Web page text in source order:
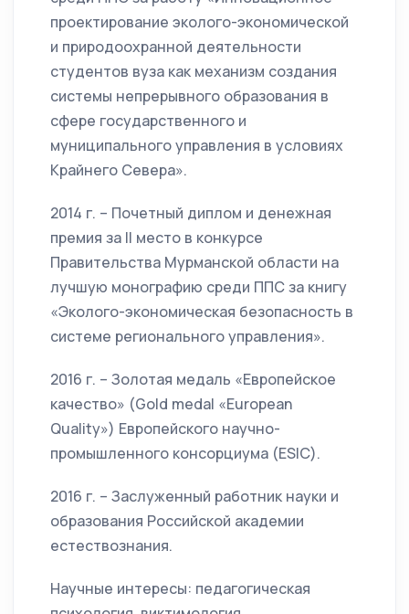
проектирование эколого-экономической
и природоохранной деятельности
студентов вуза как механизм создания
системы непрерывного образования в
сфере государственного и
муниципального управления в условиях
Крайнего Севера».
2014 г. – Почетный диплом и денежная
премия за II место в конкурсе
Правительства Мурманской области на
лучшую монографию среди ППС за книгу
«Эколого-экономическая безопасность в
системе регионального управления».
2016 г. – Золотая медаль «Европейское
качество» (Gold medal «European
Quality») Европейского научно-
промышленного консорциума (ESIC).
2016 г. – Заслуженный работник науки и
образования Российской академии
естествознания.
Научные интересы: педагогическая